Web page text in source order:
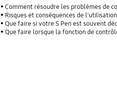
Comment résoudre les problèmes de
Risques et conséquences de l'utilisation
Que faire si votre S Pen est souvent
Que faire lorsque la fonction de